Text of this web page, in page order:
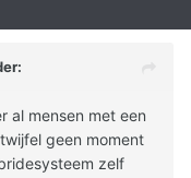
:
al mensen met een
geen moment
zelf